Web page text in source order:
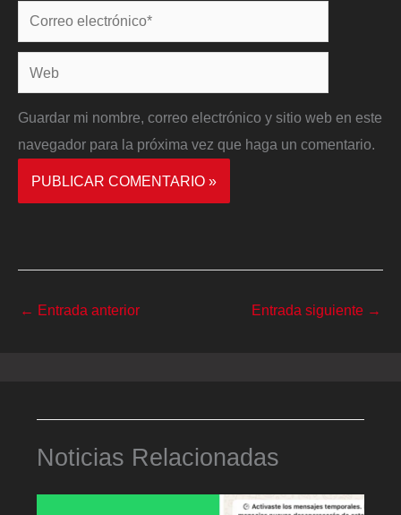
Correo
electrónico*
Web
Guardar mi nombre, correo electrónico y sitio web en este
navegador para la próxima vez que haga un comentario.
← Entrada anterior Entrada siguiente →
Noticias Relacionadas